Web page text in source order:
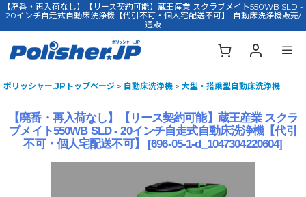
【廃番・再入荷なし】【リース契約可能】蔵王産業 スクラブメイト550WB SLD -
20インチ自走式自動床洗浄機【代引不可・個人宅配送不可】-自動床洗浄機販売/
通販
ポリッシャー.JPトップページ > 自動床洗浄機 > 大型・搭乗型自動床洗浄機
【廃番・再入荷なし】【リース契約可能】蔵王産業 スクラ
ブメイト550WB SLD - 20インチ自走式自動床洗浄機【代引
不可・個人宅配送不可】
[696-05-1-d_1047304220604]